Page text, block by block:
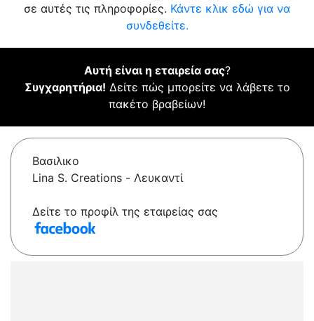
σε αυτές τις πληροφορίες. Κάντε κλικ εδώ για να
συνδεθείτε.
Αυτή είναι η εταιρεία σας?
Συγχαρητήρια! Δείτε πώς μπορείτε να λάβετε το
πακέτο βραβείων!
Βασιλικο
Lina S. Creations - Λευκαντί
Δείτε το προφίλ της εταιρείας σας